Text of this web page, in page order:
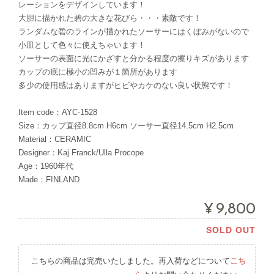
レーションをデザインしています！
大胆に描かれた碧の大きな花びら・・・素敵です！
ランダムな碧のラインが描かれたソーサーにはくぼみがないので
小皿として色々に使えちゃいます！
ソーサーの表面に光にかざすと分かる程度の擦りキズがあります
カップの底に極小の凹みが１箇所があります
多少の使用感はありますがヒビやカケのない良い状態です！
Item code：AYC-1528
Size：カップ直径8.8cm H6cm ソーサー直径14.5cm H2.5cm
Material：CERAMIC
Designer：Kaj Franck/Ulla Procope
Age：1960年代
Made：FINLAND
¥9,800
SOLD OUT
こちらの商品は完売いたしました。再入荷などについてこち